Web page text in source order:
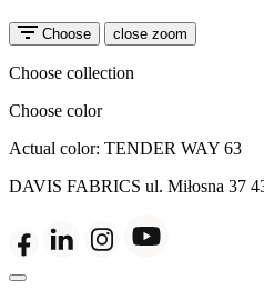
Choose close zoom
Choose collection
Choose color
Actual color: TENDER WAY 63
DAVIS FABRICS ul. Miłosna 37